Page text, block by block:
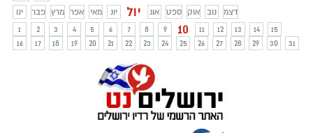
ינו
פבר מרץ אפר מאי יונ יול אוג ספט אוק נוב
דצמ
1
2 3 4 5 6 7 8 9 10 11 12 13 14
15
16
17 18 19 20 21 22 23 24 25 26 27 28 29 30 31